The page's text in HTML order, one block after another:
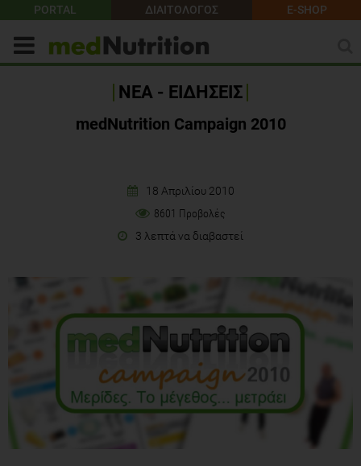
PORTAL ΔΙΑΙΤΟΛΟΓΟΣ E-SHOP
ΝΕΑ - ΕΙΔΗΣΕΙΣ
medNutrition Campaign 2010
18 Απριλίου 2010
8601 Προβολές
3 λεπτά να διαβαστεί